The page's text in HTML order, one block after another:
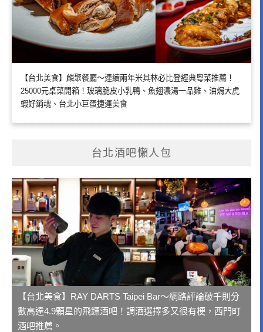
【台北美食】麟聚餐廳～連續兩年米其林必比登經典粵菜推薦！
25000元桌菜開箱！玻璃脆皮小乳鴨、魚翅濃湯一品雞、油焗大虎
蝦好銷魂、台北小巨蛋捷運美食
台北酒吧懶人包
【台北美食】RAY DARTS Taipei Bar～網路評論破千則分
數高達4.9顆星的飛鏢酒吧！調酒選擇多又很有梗，西門町
酒吧推薦。